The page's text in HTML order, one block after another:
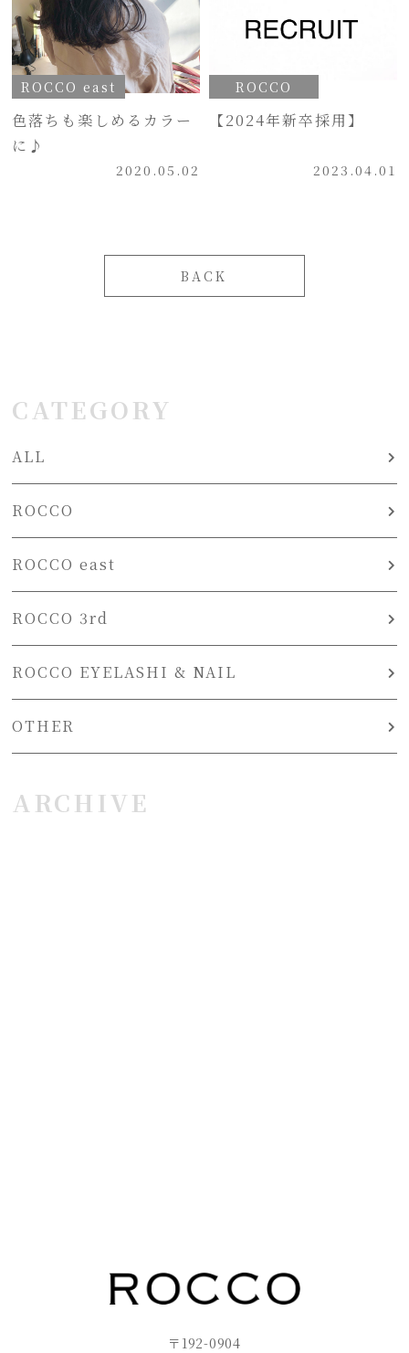
ROCCO east
色落ちも楽しめるカラー
に♪
2020.05.02
ROCCO
【2024年新卒採用】
2023.04.01
BACK
CATEGORY
ALL
ROCCO
ROCCO east
ROCCO 3rd
ROCCO EYELASHI & NAIL
OTHER
ARCHIVE
〒192-0904